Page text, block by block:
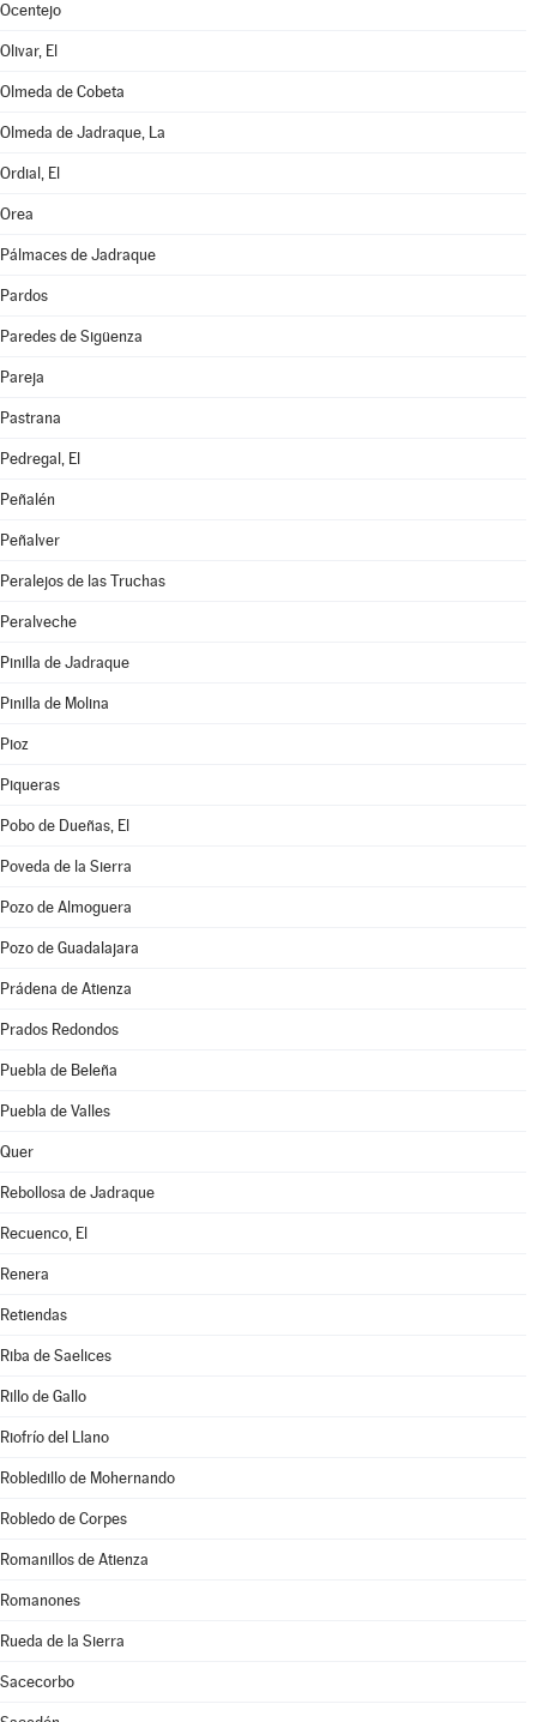
Ocentejo
Olivar, El
Olmeda de Cobeta
Olmeda de Jadraque, La
Ordial, El
Orea
Pálmaces de Jadraque
Pardos
Paredes de Sigüenza
Pareja
Pastrana
Pedregal, El
Peñalén
Peñalver
Peralejos de las Truchas
Peralveche
Pinilla de Jadraque
Pinilla de Molina
Pioz
Piqueras
Pobo de Dueñas, El
Poveda de la Sierra
Pozo de Almoguera
Pozo de Guadalajara
Prádena de Atienza
Prados Redondos
Puebla de Beleña
Puebla de Valles
Quer
Rebollosa de Jadraque
Recuenco, El
Renera
Retiendas
Riba de Saelices
Rillo de Gallo
Riofrío del Llano
Robledillo de Mohernando
Robledo de Corpes
Romanillos de Atienza
Romanones
Rueda de la Sierra
Sacecorbo